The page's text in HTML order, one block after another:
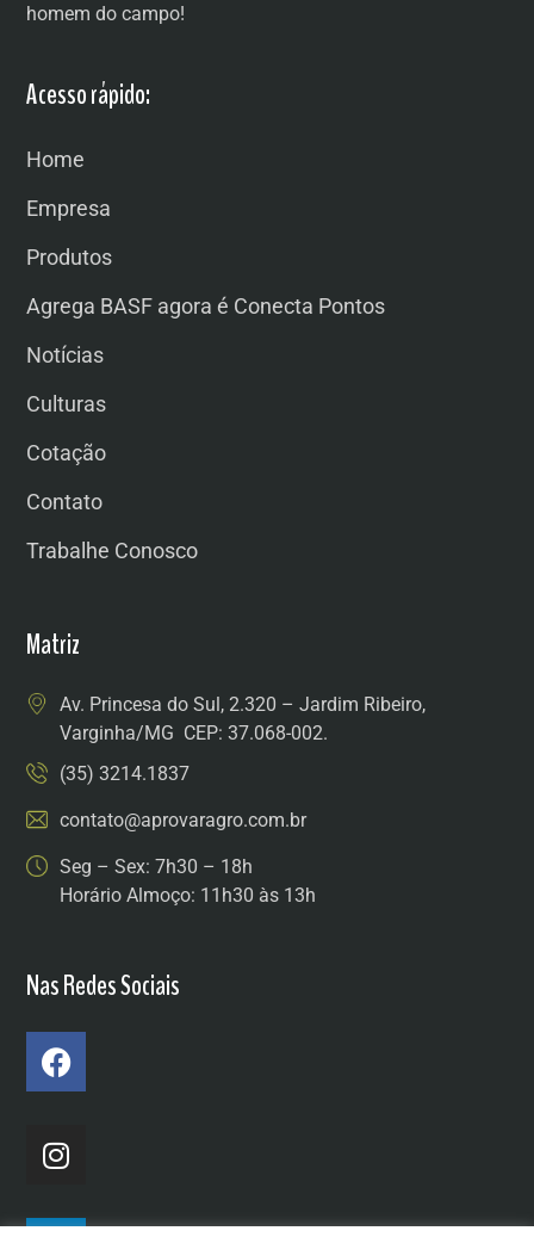
homem do campo!
Acesso rápido:
Home
Empresa
Produtos
Agrega BASF agora é Conecta Pontos
Notícias
Culturas
Cotação
Contato
Trabalhe Conosco
Matriz
Av. Princesa do Sul, 2.320 – Jardim Ribeiro,
Varginha/MG CEP: 37.068-002.
(35) 3214.1837
contato@aprovaragro.com.br
Seg – Sex: 7h30 – 18h
Horário Almoço: 11h30 às 13h
Nas Redes Sociais